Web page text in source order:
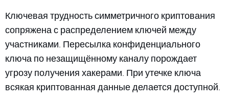
Ключевая трудность симметричного криптования
сопряжена с распределением ключей между
участниками. Пересылка конфиденциального
ключа по незащищённому каналу порождает
угрозу получения хакерами. При утечке ключа
всякая криптованная данные делается доступной.